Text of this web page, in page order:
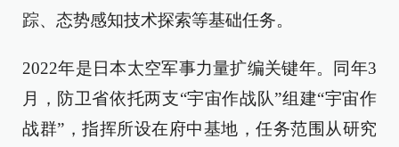
踪、态势感知技术探索等基础任务。
2022年是日本太空军事力量扩编关键年。同年3
月，防卫省依托两支“宇宙作战队”组建“宇宙作
战群”，指挥所设在府中基地，任务范围从研究